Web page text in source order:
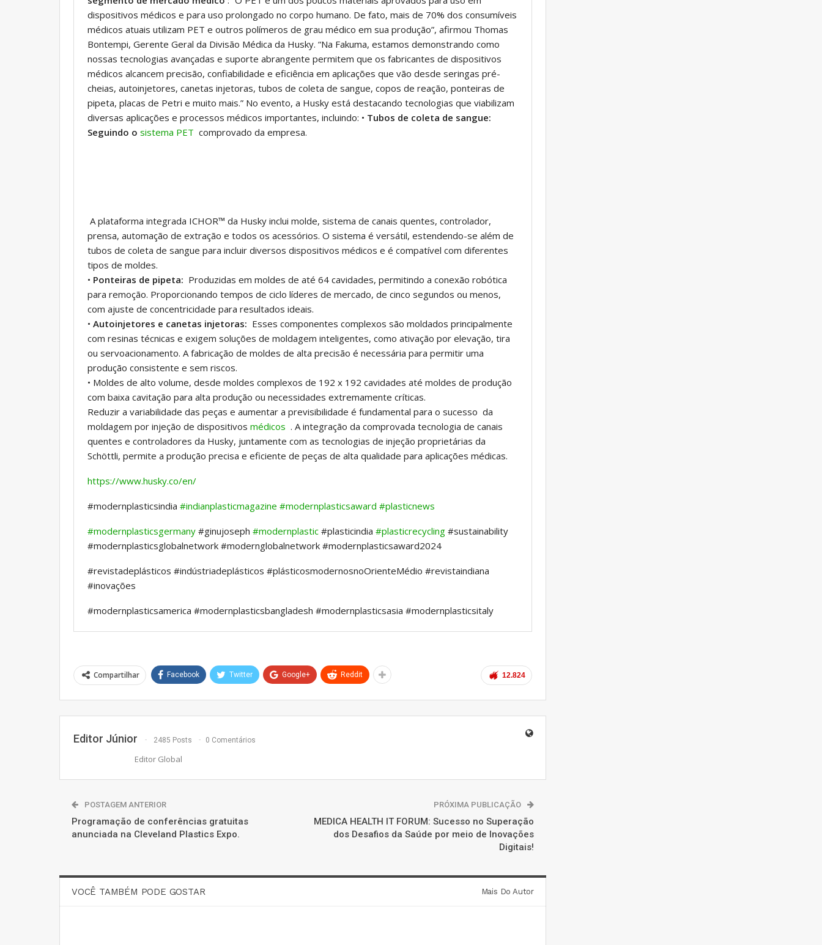
dispositivos médicos e para uso prolongado no corpo humano. De fato, mais de 70% dos consumíveis
médicos atuais utilizam PET e outros polímeros de grau médico em sua produção”, afirmou Thomas
Bontempi, Gerente Geral da Divisão Médica da Husky. “Na Fakuma, estamos demonstrando como
nossas tecnologias avançadas e suporte abrangente permitem que os fabricantes de dispositivos
médicos alcancem precisão, confiabilidade e eficiência em aplicações que vão desde seringas pré-
cheias, autoinjetores, canetas injetoras, tubos de coleta de sangue, copos de reação, ponteiras de
pipeta, placas de Petri e muito mais.” No evento, a Husky está destacando tecnologias que viabilizam
diversas aplicações e processos médicos importantes, incluindo: • Tubos de coleta de sangue:
Seguindo o sistema PET comprovado da empresa.
A plataforma integrada ICHOR™ da Husky inclui molde, sistema de canais quentes, controlador,
prensa, automação de extração e todos os acessórios. O sistema é versátil, estendendo-se além de
tubos de coleta de sangue para incluir diversos dispositivos médicos e é compatível com diferentes
tipos de moldes.
• Ponteiras de pipeta: Produzidas em moldes de até 64 cavidades, permitindo a conexão robótica
para remoção. Proporcionando tempos de ciclo líderes de mercado, de cinco segundos ou menos,
com ajuste de concentricidade para resultados ideais.
• Autoinjetores e canetas injetoras: Esses componentes complexos são moldados principalmente
com resinas técnicas e exigem soluções de moldagem inteligentes, como ativação por elevação, tira
ou servoacionamento. A fabricação de moldes de alta precisão é necessária para permitir uma
produção consistente e sem riscos.
• Moldes de alto volume, desde moldes complexos de 192 x 192 cavidades até moldes de produção
com baixa cavitação para alta produção ou necessidades extremamente críticas.
Reduzir a variabilidade das peças e aumentar a previsibilidade é fundamental para o sucesso da
moldagem por injeção de dispositivos médicos . A integração da comprovada tecnologia de canais
quentes e controladores da Husky, juntamente com as tecnologias de injeção proprietárias da
Schöttli, permite a produção precisa e eficiente de peças de alta qualidade para aplicações médicas.
https://www.husky.co/en/
#modernplasticsindia #indianplasticmagazine #modernplasticsaward #plasticnews
#modernplasticsgermany #ginujoseph #modernplastic #plasticindia #plasticrecycling #sustainability
#modernplasticsglobalnetwork #modernglobalnetwork #modernplasticsaward2024
#revistadeplásticos #indústriadeplásticos #plásticosmodernosnoOrienteMédio #revistaindiana
#inovações
#modernplasticsamerica #modernplasticsbangladesh #modernplasticsasia #modernplasticsitaly
12.824
Compartilhar Facebook Twitter Google+ Reddit
Editor Júnior 2485 Posts 0 Comentários
Editor Global
POSTAGEM ANTERIOR
Programação de conferências gratuitas
anunciada na Cleveland Plastics Expo.
PRÓXIMA PUBLICAÇÃO
MEDICA HEALTH IT FORUM: Sucesso no Superação
dos Desafios da Saúde por meio de Inovações
Digitais!
VOCÊ TAMBÉM PODE GOSTAR Mais Do Autor